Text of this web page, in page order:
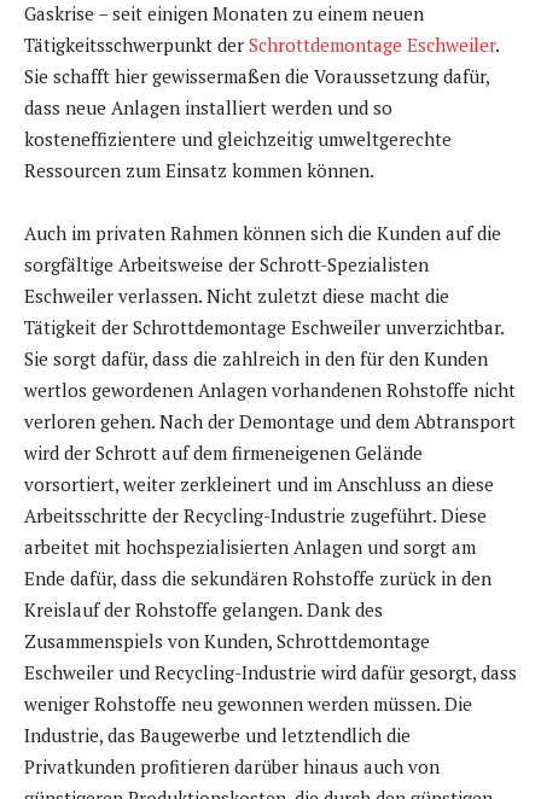
Gaskrise – seit einigen Monaten zu einem neuen
Tätigkeitsschwerpunkt der Schrottdemontage Eschweiler.
Sie schafft hier gewissermaßen die Voraussetzung dafür,
dass neue Anlagen installiert werden und so
kosteneffizientere und gleichzeitig umweltgerechte
Ressourcen zum Einsatz kommen können.
Auch im privaten Rahmen können sich die Kunden auf die
sorgfältige Arbeitsweise der Schrott-Spezialisten
Eschweiler verlassen. Nicht zuletzt diese macht die
Tätigkeit der Schrottdemontage Eschweiler unverzichtbar.
Sie sorgt dafür, dass die zahlreich in den für den Kunden
wertlos gewordenen Anlagen vorhandenen Rohstoffe nicht
verloren gehen. Nach der Demontage und dem Abtransport
wird der Schrott auf dem firmeneigenen Gelände
vorsortiert, weiter zerkleinert und im Anschluss an diese
Arbeitsschritte der Recycling-Industrie zugeführt. Diese
arbeitet mit hochspezialisierten Anlagen und sorgt am
Ende dafür, dass die sekundären Rohstoffe zurück in den
Kreislauf der Rohstoffe gelangen. Dank des
Zusammenspiels von Kunden, Schrottdemontage
Eschweiler und Recycling-Industrie wird dafür gesorgt, dass
weniger Rohstoffe neu gewonnen werden müssen. Die
Industrie, das Baugewerbe und letztendlich die
Privatkunden profitieren darüber hinaus auch von